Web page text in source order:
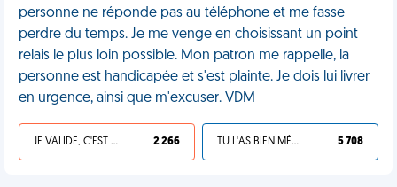
personne ne réponde pas au téléphone et me fasse
perdre du temps. Je me venge en choisissant un point
relais le plus loin possible. Mon patron me rappelle, la
personne est handicapée et s'est plainte. Je dois lui livrer
en urgence, ainsi que m'excuser. VDM
JE VALIDE, C'EST UNE VDM 2 266 TU L'AS BIEN MÉRITÉ 5 708